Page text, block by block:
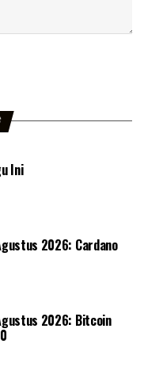
Ini
2026: Cardano
2026: Bitcoin